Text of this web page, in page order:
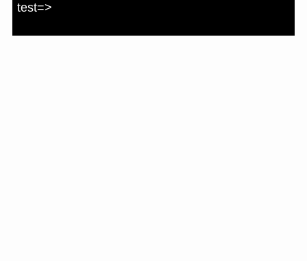
test=>